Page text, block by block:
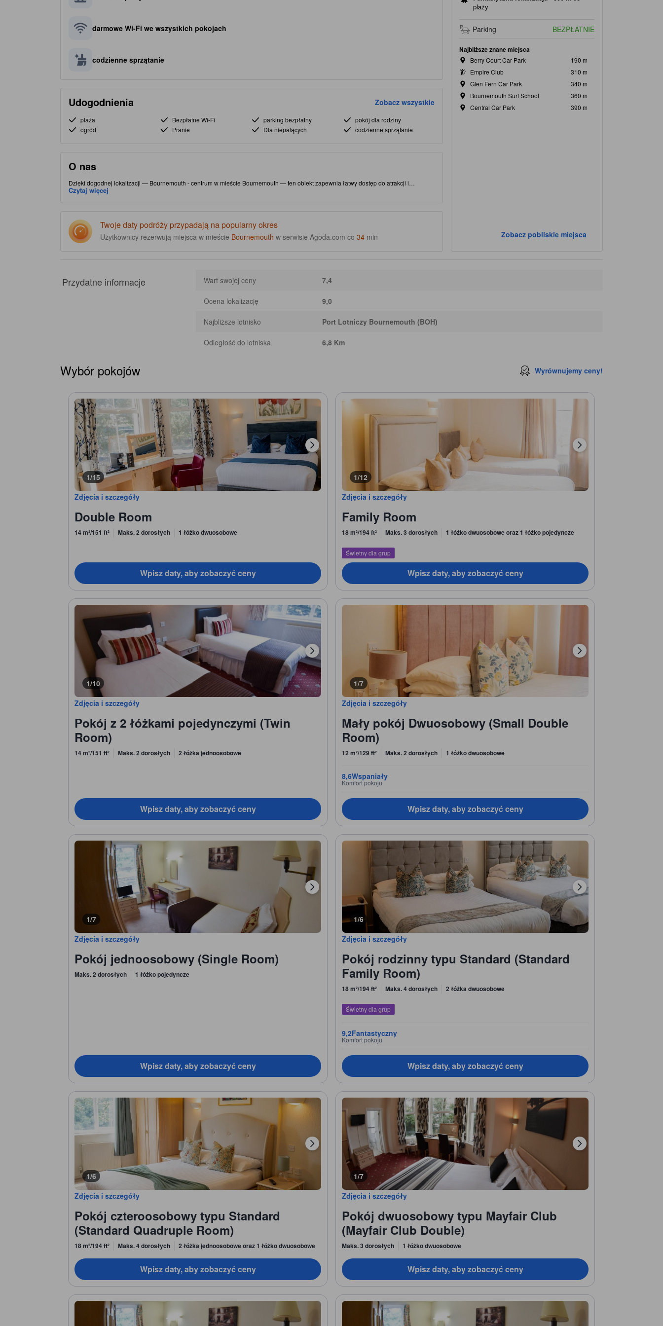
darmowe Wi-Fi we wszystkich pokojach
codzienne sprzątanie
Udogodnienia Zobacz wszystkie
plaża Bezpłatne Wi-Fi parking bezpłatny
pokój dla rodziny
ogród
Pranie Dla niepalących codzienne sprzątanie
O nas
Dzięki dogodnej lokalizacji — Bournemouth - centrum w mieście Bournemouth — ten obiekt zapewnia łatwy dostęp do atrakcji i
ciekawych lokali gastronomicznych. Ten 3.0-gwiazdkowy obiekt oferuje liczne udogodnienie, co dodatkowo zwiększa atrakcyjność i
komfort pobytu.
Czytaj więcej
Twoje daty podróży przypadają na popularny okres
Użytkownicy rezerwują miejsca w mieście Bournemouth w serwisie Agoda.com co 34 min
plaży
Parking BEZPŁATNIE
Najbliższe znane miejsca
Berry Court Car Park
190 m
Empire Club
310 m
Glen Fern Car Park
340 m
Bournemouth Surf School
360 m
Central Car Park
390 m
Zobacz pobliskie miejsca
Przydatne informacje Wart swojej ceny 7,4
Ocena lokalizację 9,0
Najbliższe lotnisko Port Lotniczy Bournemouth (BOH)
Odległość do lotniska 6,8 Km
Wybór pokojów Wyrównujemy ceny!
1/15
Zdjęcia i szczegóły
Double Room
14 m²/151 ft² Maks. 2 dorosłych 1 łóżko dwuosobowe
Wpisz daty, aby zobaczyć ceny
1/12
Zdjęcia i szczegóły
Family Room
18 m²/194 ft² Maks. 3 dorosłych 1 łóżko dwuosobowe oraz 1 łóżko pojedyncze
Świetny dla grup
Wpisz daty, aby zobaczyć ceny
1/10
Zdjęcia i szczegóły
Pokój z 2 łóżkami pojedynczymi (Twin
Room)
14 m²/151 ft² Maks. 2 dorosłych 2 łóżka jednoosobowe
Wpisz daty, aby zobaczyć ceny
1/7
Zdjęcia i szczegóły
Mały pokój Dwuosobowy (Small Double
Room)
12 m²/129 ft² Maks. 2 dorosłych 1 łóżko dwuosobowe
8,6Wspaniały
Komfort pokoju
Wpisz daty, aby zobaczyć ceny
1/7
Zdjęcia i szczegóły
Pokój jednoosobowy (Single Room)
Maks. 2 dorosłych 1 łóżko pojedyncze
Wpisz daty, aby zobaczyć ceny
1/6
Zdjęcia i szczegóły
Pokój rodzinny typu Standard (Standard
Family Room)
18 m²/194 ft² Maks. 4 dorosłych 2 łóżka dwuosobowe
Świetny dla grup
9,2Fantastyczny
Komfort pokoju
Wpisz daty, aby zobaczyć ceny
1/6
Zdjęcia i szczegóły
Pokój czteroosobowy typu Standard
(Standard Quadruple Room)
18 m²/194 ft² Maks. 4 dorosłych 2 łóżka jednoosobowe oraz 1 łóżko dwuosobowe
Wpisz daty, aby zobaczyć ceny
1/7
Zdjęcia i szczegóły
Pokój dwuosobowy typu Mayfair Club
(Mayfair Club Double)
Maks. 3 dorosłych 1 łóżko dwuosobowe
Wpisz daty, aby zobaczyć ceny